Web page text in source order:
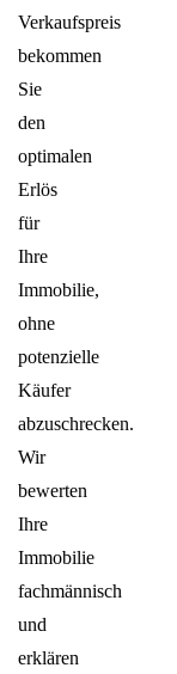
Verkaufspreis
bekommen
Sie
den
optimalen
Erlös
für
Ihre
Immobilie,
ohne
potenzielle
Käufer
abzuschrecken.
Wir
bewerten
Ihre
Immobilie
fachmännisch
und
erklären